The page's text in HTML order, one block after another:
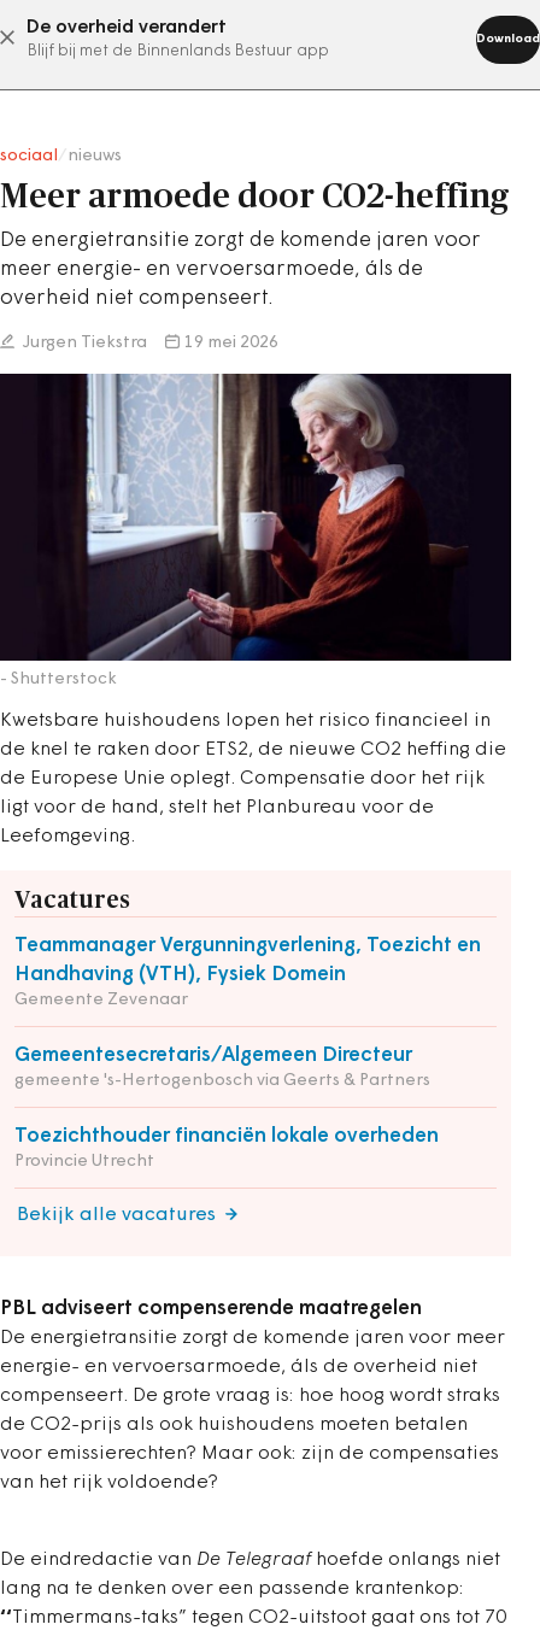
De overheid verandert
Blijf bij met de Binnenlands Bestuur app
Download
abonneer nu
sociaal nieuws
Meer armoede door CO2-heffing
De energietransitie zorgt de komende jaren voor
meer energie- en vervoersarmoede, áls de
overheid niet compenseert.
Jurgen Tiekstra 19 mei 2026
- Shutterstock
Kwetsbare huishoudens lopen het risico financieel in
de knel te raken door ETS2, de nieuwe CO2 heffing die
de Europese Unie oplegt. Compensatie door het rijk
ligt voor de hand, stelt het Planbureau voor de
Leefomgeving.
Vacatures
Teammanager Vergunningverlening, Toezicht en
Handhaving (VTH), Fysiek Domein
Gemeente Zevenaar
Gemeentesecretaris/Algemeen Directeur
gemeente 's-Hertogenbosch via Geerts & Partners
Toezichthouder financiën lokale overheden
Provincie Utrecht
Bekijk alle vacatures
PBL adviseert compenserende maatregelen
De energietransitie zorgt de komende jaren voor meer
energie- en vervoersarmoede, áls de overheid niet
compenseert. De grote vraag is: hoe hoog wordt straks
de CO2-prijs als ook huishoudens moeten betalen
voor emissierechten? Maar ook: zijn de compensaties
van het rijk voldoende?
De eindredactie van De Telegraaf hoefde onlangs niet
lang na te denken over een passende krantenkop:
‘‘ Timmermans-taks” tegen CO2-uitstoot gaat ons tot 70